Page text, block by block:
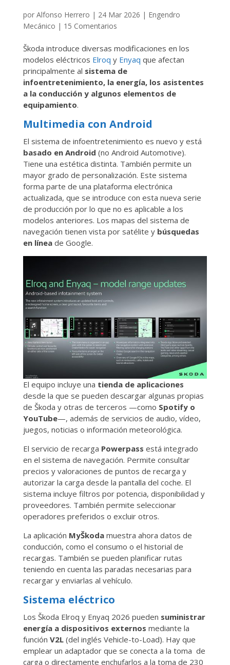
por Alfonso Herrero | 24 Mar 2026 | Engendro
Mecánico | 15 Comentarios
Škoda introduce diversas modificaciones en los
modelos eléctricos Elroq y Enyaq que afectan
principalmente al sistema de
infoentretenimiento, la energía, los asistentes
a la conducción y algunos elementos de
equipamiento.
Multimedia con Android
El sistema de infoentretenimiento es nuevo y está
basado en Android (no Android Automotive).
Tiene una estética distinta. También permite un
mayor grado de personalización. Este sistema
forma parte de una plataforma electrónica
actualizada, que se introduce con esta nueva serie
de producción por lo que no es aplicable a los
modelos anteriores. Los mapas del sistema de
navegación tienen vista por satélite y búsquedas
en líneade Google.
El equipo incluye una tienda de aplicaciones
desde la que se pueden descargar algunas propias
de Škoda y otras de terceros —como Spotify o
YouTube—, además de servicios de audio, vídeo,
juegos, noticias o información meteorológica.
El servicio de recarga Powerpass está integrado
en el sistema de navegación. Permite consultar
precios y valoraciones de puntos de recarga y
autorizar la carga desde la pantalla del coche. El
sistema incluye filtros por potencia, disponibilidad y
proveedores. También permite seleccionar
operadores preferidos o excluir otros.
La aplicación MyŠkoda muestra ahora datos de
conducción, como el consumo o el historial de
recargas. También se pueden planificar rutas
teniendo en cuenta las paradas necesarias para
recargar y enviarlas al vehículo.
Sistema eléctrico
Los Škoda Elroq y Enyaq 2026 pueden suministrar
energía a dispositivos externos mediante la
función V2L(del inglés Vehicle-to-Load). Hay que
emplear un adaptador que se conecta a la toma de
carga o directamente enchufarlos a la toma de 230